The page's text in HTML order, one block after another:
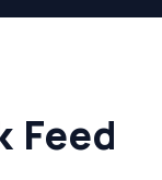
Feed